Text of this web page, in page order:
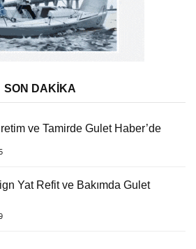
SON DAKİKA
ve Tamirde Gulet Haber’de
Yat Refit ve Bakımda Gulet